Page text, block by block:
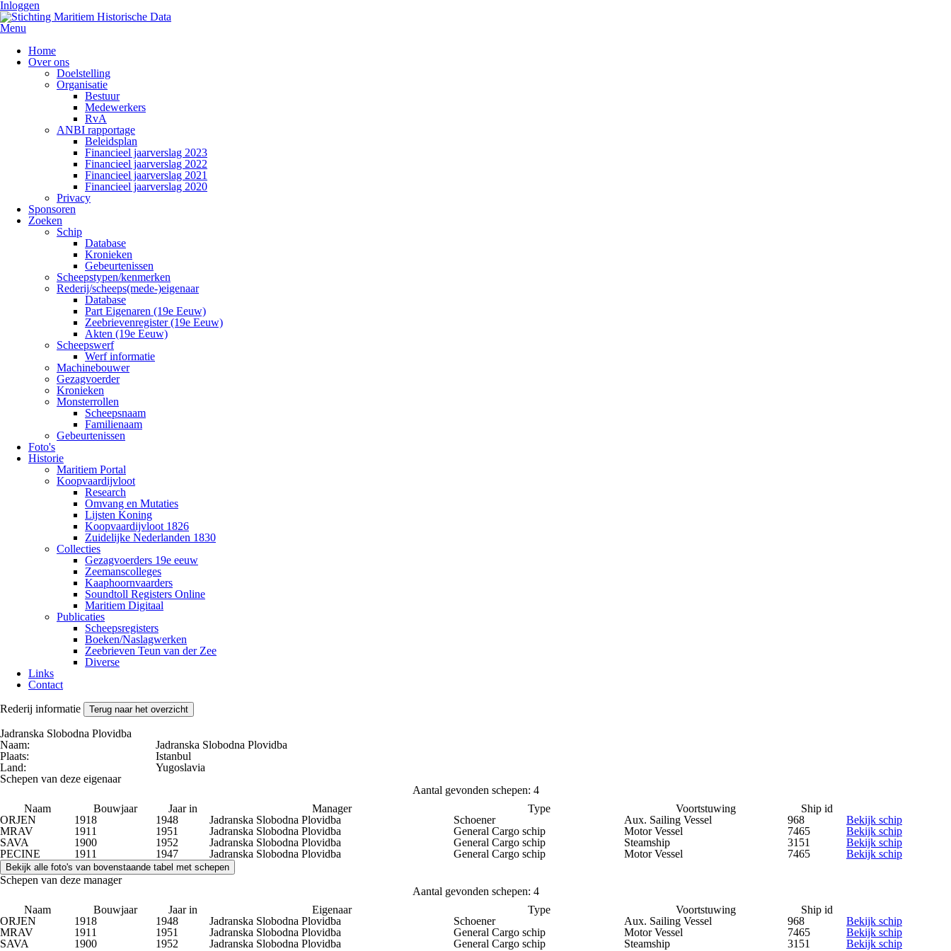
Inloggen
Menu
Home
Over ons
Doelstelling
Organisatie
Bestuur
Medewerkers
RvA
ANBI rapportage
Beleidsplan
Financieel jaarverslag 2023
Financieel jaarverslag 2022
Financieel jaarverslag 2021
Financieel jaarverslag 2020
Privacy
Sponsoren
Zoeken
Schip
Database
Kronieken
Gebeurtenissen
Scheepstypen/kenmerken
Rederij/scheeps(mede-)eigenaar
Database
Part Eigenaren (19e Eeuw)
Zeebrievenregister (19e Eeuw)
Akten (19e Eeuw)
Scheepswerf
Werf informatie
Machinebouwer
Gezagvoerder
Kronieken
Monsterrollen
Scheepsnaam
Familienaam
Gebeurtenissen
Foto's
Historie
Maritiem Portal
Koopvaardijvloot
Research
Omvang en Mutaties
Lijsten Koning
Koopvaardijvloot 1826
Zuidelijke Nederlanden 1830
Collecties
Gezagvoerders 19e eeuw
Zeemanscolleges
Kaaphoornvaarders
Soundtoll Registers Online
Maritiem Digitaal
Publicaties
Scheepsregisters
Boeken/Naslagwerken
Zeebrieven Teun van der Zee
Diverse
Links
Contact
Rederij informatie
Terug naar het overzicht
Jadranska Slobodna Plovidba
Naam:
Jadranska Slobodna Plovidba
Plaats:
Istanbul
Land:
Yugoslavia
Schepen van deze eigenaar
Aantal gevonden schepen: 4
Naam
Bouwjaar Jaar in Manager Type Voortstuwing
Ship id
ORJEN
1918 1948 Jadranska Slobodna Plovidba Schoener Aux. Sailing Vessel 968
Bekijk schip
MRAV
1911 1951 Jadranska Slobodna Plovidba General Cargo schip Motor Vessel 7465
Bekijk schip
SAVA
1900 1952 Jadranska Slobodna Plovidba General Cargo schip Steamship 3151
Bekijk schip
PECINE
1911 1947 Jadranska Slobodna Plovidba General Cargo schip Motor Vessel 7465 Bekijk schip
Schepen van deze manager
Aantal gevonden schepen: 4
Naam
Bouwjaar Jaar in Eigenaar Type Voortstuwing
Ship id
ORJEN
1918 1948 Jadranska Slobodna Plovidba Schoener Aux. Sailing Vessel 968
Bekijk schip
MRAV
1911 1951 Jadranska Slobodna Plovidba General Cargo schip Motor Vessel 7465
Bekijk schip
SAVA
1900 1952 Jadranska Slobodna Plovidba General Cargo schip Steamship 3151
Bekijk schip